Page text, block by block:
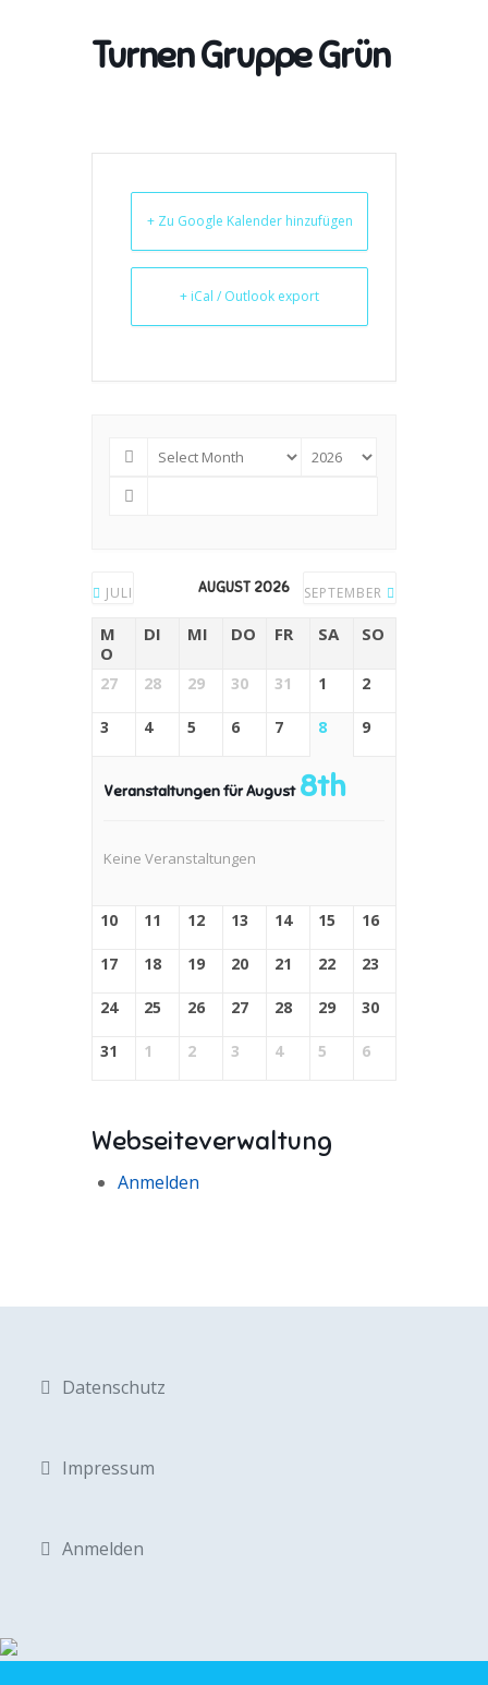
Turnen Gruppe Grün
+ Zu Google Kalender hinzufügen
+ iCal / Outlook export
JULI AUGUST 2026 SEPTEMBER
M
O
DI MI DO FR SA SO
27 28 29 30 31 1 2
3 4 5 6 7 8 9
Veranstaltungen für August 8th
Keine Veranstaltungen
10 11 12 13 14 15 16
17 18 19 20 21 22 23
24 25 26 27 28 29 30
31 1 2 3 4 5 6
Webseiteverwaltung
Anmelden
Datenschutz
Impressum
Anmelden